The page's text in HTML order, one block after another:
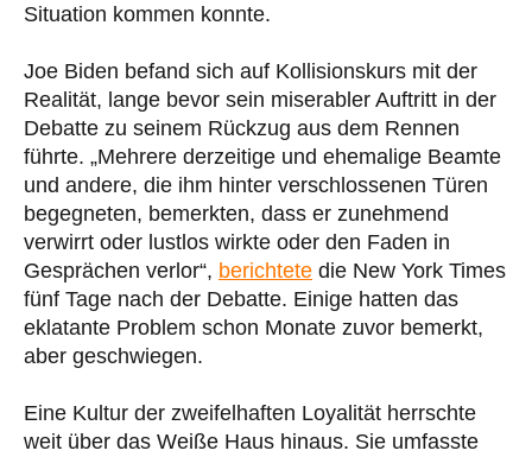
Situation kommen konnte.
Joe Biden befand sich auf Kollisionskurs mit der
Realität, lange bevor sein miserabler Auftritt in der
Debatte zu seinem Rückzug aus dem Rennen
führte. „Mehrere derzeitige und ehemalige Beamte
und andere, die ihm hinter verschlossenen Türen
begegneten, bemerkten, dass er zunehmend
verwirrt oder lustlos wirkte oder den Faden in
Gesprächen verlor“, berichtete die New York Times
fünf Tage nach der Debatte. Einige hatten das
eklatante Problem schon Monate zuvor bemerkt,
aber geschwiegen.
Eine Kultur der zweifelhaften Loyalität herrschte
weit über das Weiße Haus hinaus. Sie umfasste